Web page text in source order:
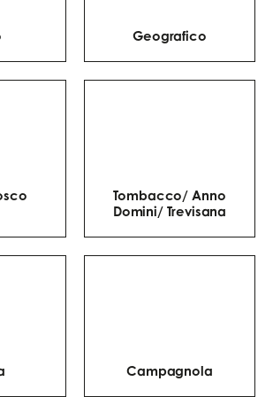
Geografico
Tombacco/ Anno
Domini/ Trevisana
Campagnola